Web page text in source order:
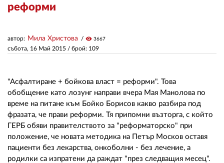
реформи
събота, 16 Май 2015 / брой: 109
автор: Мила Христова visibility 3667
"Асфалтиране + бойкова власт = реформи". Това
обобщение като лозунг направи вчера Мая Манолова по
време на питане към Бойко Борисов какво разбира под
фразата, че прави реформи. Тя припомни възторга, с който
ГЕРБ обяви правителството за "реформаторско" при
положение, че новата методика на Петър Москов оставя
пациенти без лекарства, онкоболни - без лечение, а
родилки са изпратени да раждат "през следващия месец".
АВТОРИ
КОНТАКТИ
РЕКЛАМА
АБОНАМЕНТ
УСЛОВИЯ ЗА ПОЛЗВАНЕ
ПОЛИТИКА ЗА БИСКВИТКИТЕ